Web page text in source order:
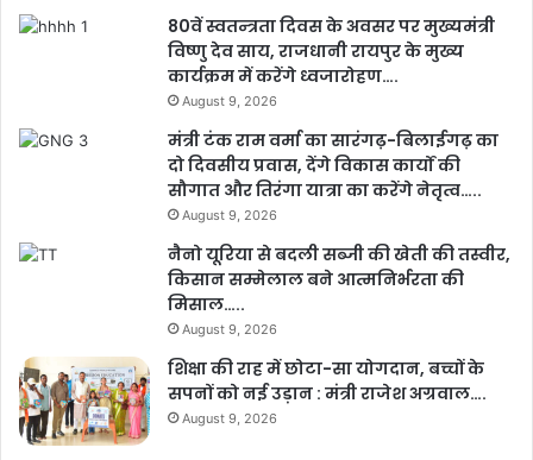
80वें स्वतन्त्रता दिवस के अवसर पर मुख्यमंत्री
विष्णु देव साय, राजधानी रायपुर के मुख्य
कार्यक्रम में करेंगे ध्वजारोहण….
August 9, 2026
मंत्री टंक राम वर्मा का सारंगढ़-बिलाईगढ़ का
दो दिवसीय प्रवास, देंगे विकास कार्यों की
सौगात और तिरंगा यात्रा का करेंगे नेतृत्व…..
August 9, 2026
नैनो यूरिया से बदली सब्जी की खेती की तस्वीर,
किसान सम्मेलाल बने आत्मनिर्भरता की
मिसाल…..
August 9, 2026
शिक्षा की राह में छोटा-सा योगदान, बच्चों के
सपनों को नई उड़ान : मंत्री राजेश अग्रवाल….
August 9, 2026